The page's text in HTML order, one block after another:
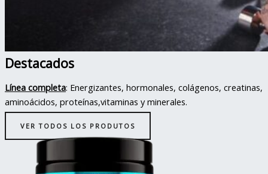
Destacados
Línea completa: Energizantes, hormonales, colágenos, creatinas,
aminoácidos, proteínas,vitaminas y minerales.
VER TODOS LOS PRODUTOS